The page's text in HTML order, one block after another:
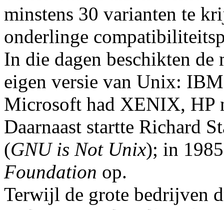
minstens 30 varianten te
onderlinge
In die dagen beschikten de
eigen versie van Unix:
Microsoft had XENIX, HP
Daarnaast startte Richard
(GNU is Not Unix); in
Foundation op.
Terwijl de grote bedrijven